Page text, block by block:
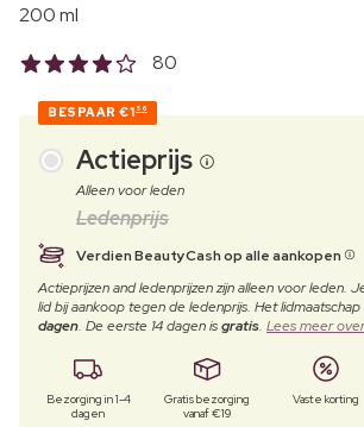
200 ml
80
BESPAAR €1 56
Actieprijs
Alleen voor leden
Ledenprijs
Verdien BeautyCash op alle aankopen
Actieprijzen and ledenprijzen zijn alleen voor leden.
lid bij aankoop tegen de ledenprijs. Het
dagen. De eerste 14 dagen isgratis. Lees meer
Bezorging in 1-4
dagen
Gratis bezorging
vanaf €19
Vaste korting